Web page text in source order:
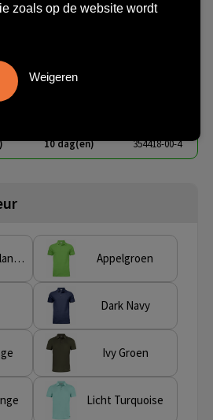
Advantage Polo
bekijk staffel
10 dag(en)
354418-00-4
Antraciet Mélange Appelgroen
Dark Navy
Ivy Groen
Licht Turquoise
zoals op de website wordt
Weigeren